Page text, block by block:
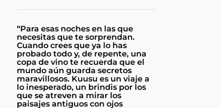
“Para esas noches en las que
necesitas que te sorprendan.
Cuando crees que ya lo has
probado todo y, de repente, una
copa de vino te recuerda que el
mundo aún guarda secretos
maravillosos. Kuusu es un viaje a
lo inesperado, un brindis por los
que se atreven a mirar los
paisajes antiguos con ojos